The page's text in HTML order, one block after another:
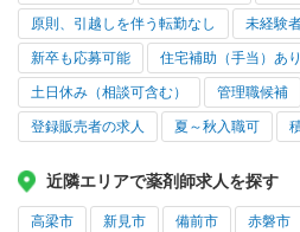
原則、引越しを伴う転勤なし 未経験
新卒も応募可能 住宅補助（手当）あり
土日休み（相談可含む） 管理職候補
登録販売者の求人 夏～秋入職可
近隣エリアで薬剤師求人を探す
高梁市 新見市 備前市 赤磐市